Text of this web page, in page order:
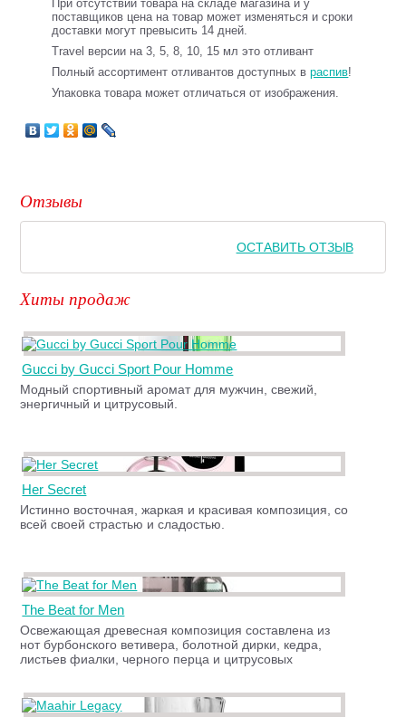
При отсутствии товара на складе магазина и у
поставщиков цена на товар может изменяться и сроки
доставки могут превысить 14 дней.
Travel версии на 3, 5, 8, 10, 15 мл это отливант
Полный ассортимент отливантов доступных враспив!
Упаковка товара может отличаться от изображения.
Отзывы
ОСТАВИТЬ ОТЗЫВ
Хиты продаж
Gucci by Gucci Sport Pour Homme
Модный спортивный аромат для мужчин, свежий,
энергичный и цитрусовый.
Her Secret
Истинно восточная, жаркая и красивая композиция, со
всей своей страстью и сладостью.
The Beat for Men
Освежающая древесная композиция составлена из
нот бурбонского ветивера, болотной дирки, кедра,
листьев фиалки, черного перца и цитрусовых